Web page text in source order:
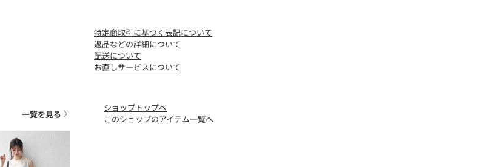
※摩擦や水分での色落ちにご注意ください。
※淡色系との着あわせはお避けください。
※バッグ、靴、シート等への色移りにご注意下さい。
※着用や洗濯の繰り返しで、徐々に色が脱落します。
り扱い下さい。
※屋外での撮影画像は、光の当たり具合で色味が多少異なって見える場合が
特定商取引に基づく表記について
返品などの詳細について
配送について
お直しサービスについて
一覧を見る
ショップトップへ
このショップのアイテム一覧へ